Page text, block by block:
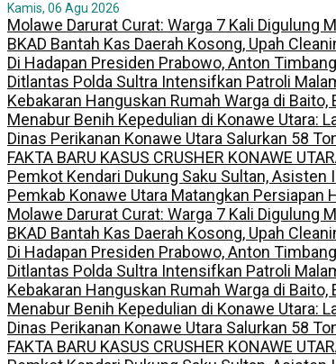
Kamis, 06 Agu 2026
Molawe Darurat Curat: Warga 7 Kali Digulung
BKAD Bantah Kas Daerah Kosong, Upah
Di Hadapan Presiden Prabowo, Anton
Ditlantas Polda Sultra Intensifkan Patroli
Kebakaran Hanguskan Rumah Warga di
Menabur Benih Kepedulian di Konawe Utara:
Dinas Perikanan Konawe Utara Salurkan 58
FAKTA BARU KASUS CRUSHER KONAWE
Pemkot Kendari Dukung Saku Sultan,
Pemkab Konawe Utara Matangkan Persiapan
Molawe Darurat Curat: Warga 7 Kali Digulung
BKAD Bantah Kas Daerah Kosong, Upah
Di Hadapan Presiden Prabowo, Anton
Ditlantas Polda Sultra Intensifkan Patroli
Kebakaran Hanguskan Rumah Warga di
Menabur Benih Kepedulian di Konawe Utara:
Dinas Perikanan Konawe Utara Salurkan 58
FAKTA BARU KASUS CRUSHER KONAWE